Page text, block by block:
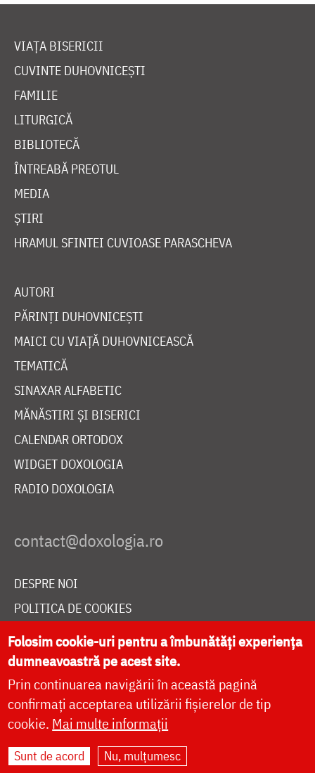
VIAȚA BISERICII
CUVINTE DUHOVNICEȘTI
FAMILIE
LITURGICĂ
BIBLIOTECĂ
ÎNTREABĂ PREOTUL
MEDIA
ȘTIRI
HRAMUL SFINTEI CUVIOASE PARASCHEVA
AUTORI
PĂRINȚI DUHOVNICEȘTI
MAICI CU VIAȚĂ DUHOVNICEASCĂ
TEMATICĂ
SINAXAR ALFABETIC
MĂNĂSTIRI ȘI BISERICI
CALENDAR ORTODOX
WIDGET DOXOLOGIA
RADIO DOXOLOGIA
DESPRE NOI
POLITICA DE COOKIES
DONEAZĂ ONLINE PENTRU CATEDRALA NAȚIONALĂ
LIVE
Site dezvoltat deDOXOLOGIA MEDIA
Folosim cookie-uri pentru a îmbunătăți experiența
dumneavoastră pe acest site.
Prin continuarea navigării în această pagină
confirmați acceptarea utilizării fișierelor de tip
cookie. Mai multe informații
Sunt de acord Nu, mulțumesc